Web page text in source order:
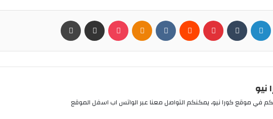
تويتر لينكدإن بينتيريست Odnoklassniki
بوكيت مشاركة عبر البريد
نيو
في موقع كورا نيو، يمكنكم التواصل معنا عبر الواتس اب اسفل الموقع